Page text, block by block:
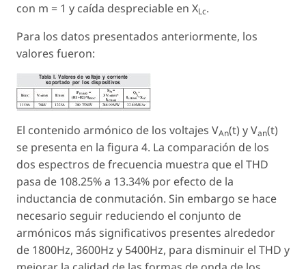
con m = 1 y caída despreciable en XLc.
Para los datos presentados anteriormente, los
valores fueron:
El contenido armónico de los voltajes VAn(t) y Van(t)
se presenta en la figura 4. La comparación de los
dos espectros de frecuencia muestra que el THD
pasa de 108.25% a 13.34% por efecto de la
inductancia de conmutación. Sin embargo se hace
necesario seguir reduciendo el conjunto de
armónicos más significativos presentes alrededor
de 1800Hz, 3600Hz y 5400Hz, para disminuir el THD y